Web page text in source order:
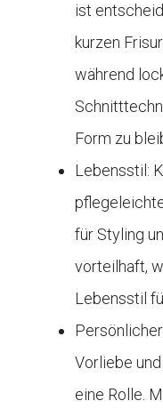
ist
kurzen
während
Form zu
Lebensstil:
für Styling
vorteilhaft,
Lebensstil
Vorliebe
eine Rolle.